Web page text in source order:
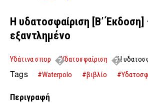
Η υδατοσφαίριση [Β’
εξαντλημένο
Υδάτινα σπορ Υδατοσφαίριση
Η
προσωρινά εξαντλημένο
Tags #Waterpolo #βιβλίο
Περιγραφή